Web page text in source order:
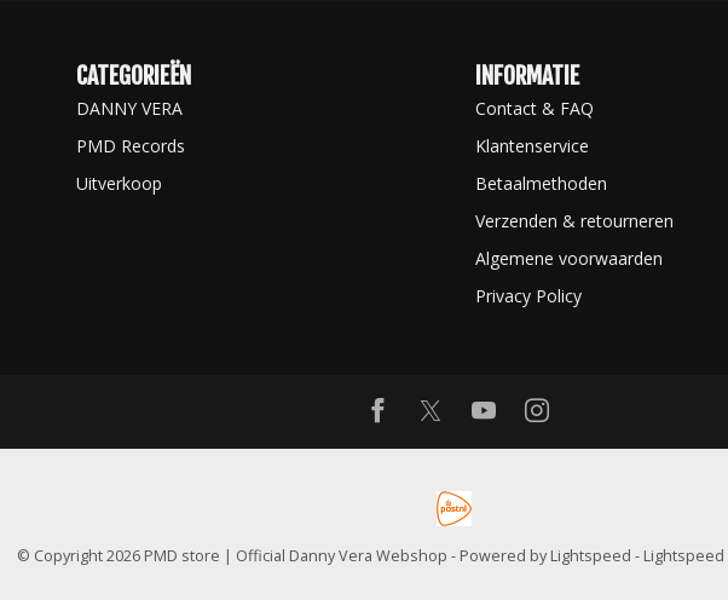
CATEGORIEËN
DANNY VERA
PMD Records
Uitverkoop
INFORMATIE
Contact & FAQ
Klantenservice
Betaalmethoden
Verzenden & retourneren
Algemene voorwaarden
Privacy Policy
© Copyright 2026 PMD store | Official Danny Vera Webshop - Powered by Lightspeed -